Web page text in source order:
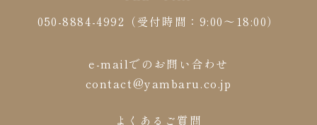
050-8884-4992（受付時間：9:00～18:00）
e-mailでのお問い合わせ
contact@yambaru.co.jp
よくあるご質問